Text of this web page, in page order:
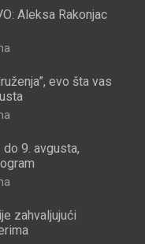
Aleksa Rakonjac
evo šta vas
do 9. avgusta,
zahvaljujući